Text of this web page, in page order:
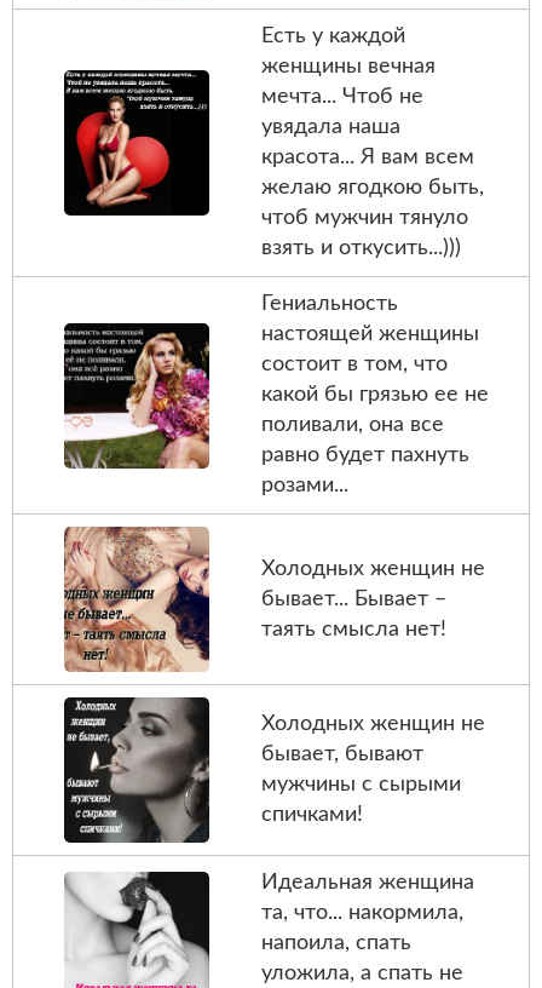
Есть у каждой
женщины вечная
мечта... Чтоб не
увядала наша
красота... Я вам всем
желаю ягодкою быть,
чтоб мужчин тянуло
взять и откусить...)))
Гениальность
настоящей женщины
состоит в том, что
какой бы грязью ее не
поливали, она все
равно будет пахнуть
розами...
Холодных женщин не
бывает... Бывает –
таять смысла нет!
Холодных женщин не
бывает, бывают
мужчины с сырыми
спичками!
Идеальная женщина
та, что... накормила,
напоила, спать
уложила, а спать не